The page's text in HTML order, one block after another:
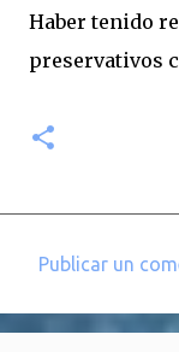
Haber tenido
preservativos
Publicar un